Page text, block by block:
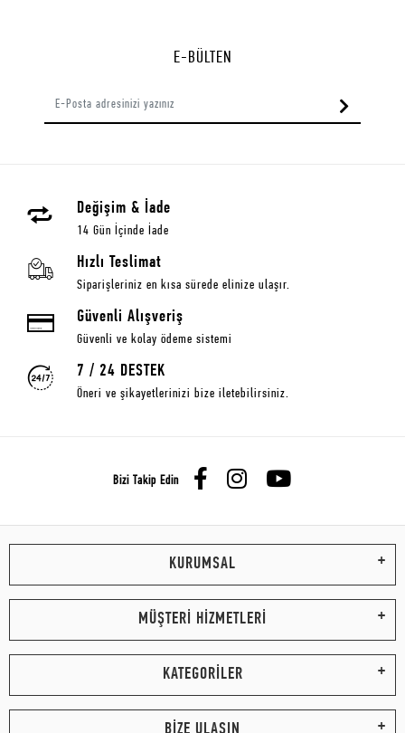
E-BÜLTEN
Değişim & İade
14 Gün İçinde İade
Hızlı Teslimat
Siparişleriniz en kısa sürede elinize ulaşır.
Güvenli Alışveriş
Güvenli ve kolay ödeme sistemi
7 / 24 DESTEK
Öneri ve şikayetlerinizi bize iletebilirsiniz.
Bizi Takip Edin
KURUMSAL
MÜŞTERİ HİZMETLERİ
KATEGORİLER
BİZE ULAŞIN